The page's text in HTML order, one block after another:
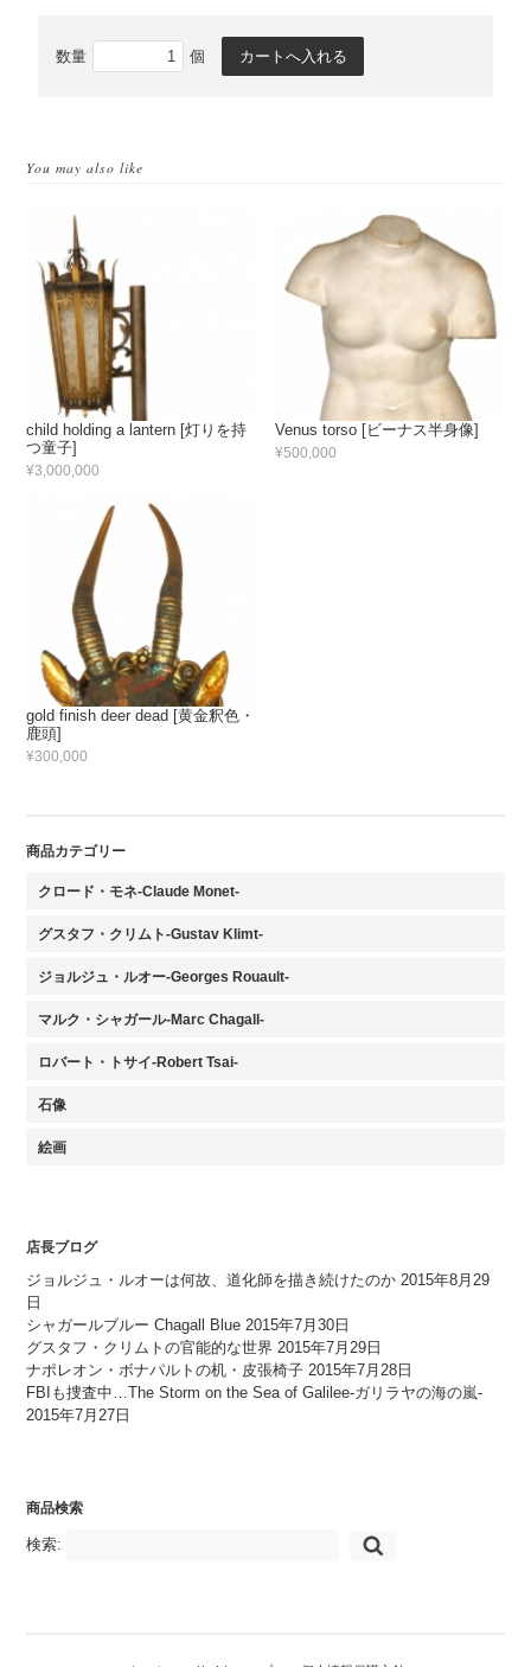
数量 個
You may also like
child holding a lantern [灯りを持
つ童子]
¥3,000,000
Venus torso [ビーナス半身像]
¥500,000
gold finish deer dead [黄金釈色・
鹿頭]
¥300,000
商品カテゴリー
クロード・モネ-Claude Monet-
グスタフ・クリムト-Gustav Klimt-
ジョルジュ・ルオー-Georges Rouault-
マルク・シャガール-Marc Chagall-
ロバート・トサイ-Robert Tsai-
石像
絵画
店長ブログ
ジョルジュ・ルオーは何故、道化師を描き続けたのか 2015年8月29
日
シャガールブルー Chagall Blue 2015年7月30日
グスタフ・クリムトの官能的な世界 2015年7月29日
ナポレオン・ボナパルトの机・皮張椅子 2015年7月28日
FBIも捜査中…The Storm on the Sea of Galilee-ガリラヤの海の嵐-
2015年7月27日
商品検索
検索: